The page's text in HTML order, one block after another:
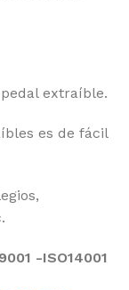
extraíble.
es de fácil
-ISO14001